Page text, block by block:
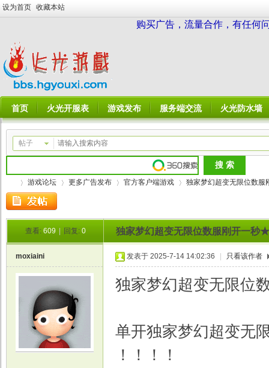
设为首页 收藏本站
购买广告，流量合作，有任何
首页 火光开服表 游戏发布 服务端交流 火光防水墙
帖子
游戏论坛 更多广告发布 官方客户端游戏
›
独家梦幻超变无限位
查看: 609 回复: 0 独家梦幻超变无限位数服刚开
moxiaini 发表于 2025-7-14 14:02:36 只看该作者
独家梦幻超变无限
单开独家梦幻超变无
！！！！